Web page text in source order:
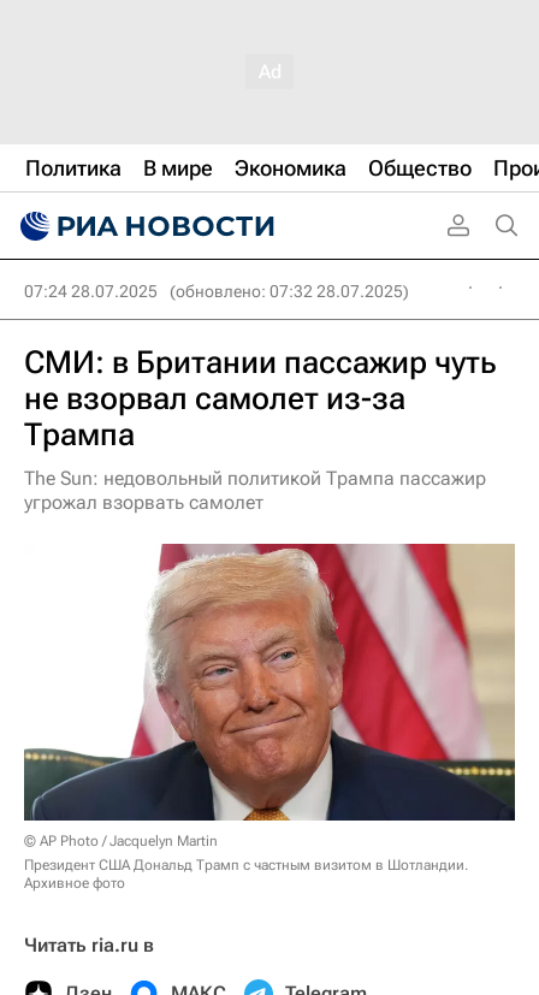
Политика В мире Экономика Общество
07:24 28.07.2025 (обновлено: 07:32 28.07.2025)
СМИ: в Британии пассажир чуть
не взорвал самолет из-за
Трампа
The Sun: недовольный политикой Трампа пассажир
угрожал взорвать самолет
© AP Photo / Jacquelyn Martin
Президент США Дональд Трамп с частным визитом в Шотландии.
Архивное фото
Читать ria.ru в